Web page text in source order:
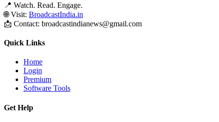
📍 Watch. Read. Engage.
🌐 Visit: BroadcastIndia.in
📩 Contact: broadcastindianews@gmail.com
Quick Links
Home
Login
Premium
Software Tools
Get Help